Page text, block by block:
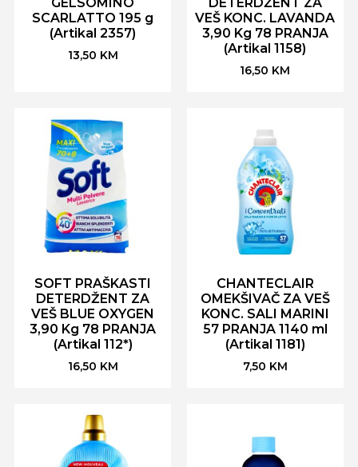
SCARLATTO 195 g
(Artikal 2357)
13,50 KM
VEŠ KONC. LAVANDA
3,90 Kg 78 PRANJA
(Artikal 1158)
16,50 KM
SOFT PRAŠKASTI
DETERDŽENT ZA
VEŠ BLUE OXYGEN
3,90 Kg 78 PRANJA
(Artikal 112*)
16,50 KM
CHANTECLAIR
OMEKŠIVAČ ZA VEŠ
KONC. SALI MARINI
57 PRANJA 1140 ml
(Artikal 1181)
7,50 KM